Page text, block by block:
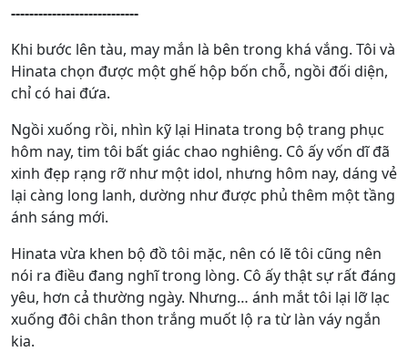
----------------------------
Khi bước lên tàu, may mắn là bên trong khá vắng. Tôi và
Hinata chọn được một ghế hộp bốn chỗ, ngồi đối diện,
chỉ có hai đứa.
Ngồi xuống rồi, nhìn kỹ lại Hinata trong bộ trang phục
hôm nay, tim tôi bất giác chao nghiêng. Cô ấy vốn dĩ đã
xinh đẹp rạng rỡ như một idol, nhưng hôm nay, dáng vẻ
lại càng long lanh, dường như được phủ thêm một tầng
ánh sáng mới.
Hinata vừa khen bộ đồ tôi mặc, nên có lẽ tôi cũng nên
nói ra điều đang nghĩ trong lòng. Cô ấy thật sự rất đáng
yêu, hơn cả thường ngày. Nhưng… ánh mắt tôi lại lỡ lạc
xuống đôi chân thon trắng muốt lộ ra từ làn váy ngắn
kia.